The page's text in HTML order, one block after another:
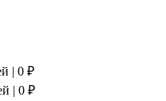
| 0 ₽
| 0 ₽